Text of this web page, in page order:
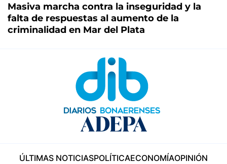
Masiva marcha contra la inseguridad y la
falta de respuestas al aumento de la
criminalidad en Mar del Plata
ÚLTIMAS NOTICIASPOLÍTICAECONOMÍAOPINIÓN